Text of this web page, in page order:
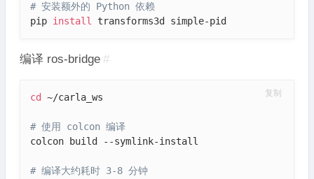
# 安装额外的 Python 依赖
pip install transforms3d simple-pid
编译 ros-bridge #
cd ~/carla_ws
# 使用 colcon 编译
colcon build --symlink-install
# 编译大约耗时 3-8 分钟
复制